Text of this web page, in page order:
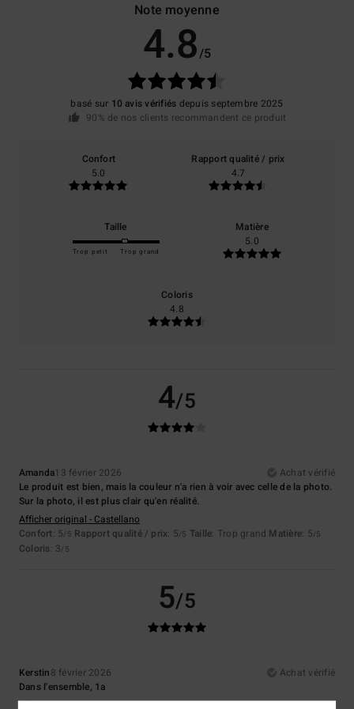
Note moyenne
4.8/5
basé sur 10 avis vérifiés depuis septembre 2025
90% de nos clients recommandent ce produit
Confort
5.0
Rapport qualité / prix
4.7
Taille
Trop petit Trop grand
Matière
5.0
Coloris
4.8
4/5
Amanda13 février 2026
Achat vérifié
Le produit est bien, mais la couleur n'a rien à voir avec celle de la photo.
Sur la photo, il est plus clair qu'en réalité.
Afficher original - Castellano
Confort: 5/5 Rapport qualité / prix: 5/5 Taille: Trop grand Matière: 5/5
Coloris: 3/5
5/5
Kerstin8 février 2026
Achat vérifié
Dans l'ensemble, 1a
Afficher original - Deutsch